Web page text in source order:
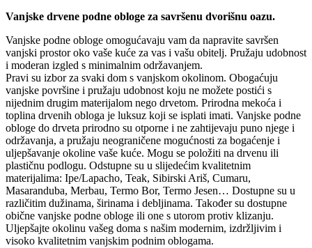
Vanjske drvene podne obloge za savršenu dvorišnu oazu.
Vanjske podne obloge omogućavaju vam da napravite savršen
vanjski prostor oko vaše kuće za vas i vašu obitelj. Pružaju udobnost
i moderan izgled s minimalnim održavanjem.
Pravi su izbor za svaki dom s vanjskom okolinom. Obogaćuju
vanjske površine i pružaju udobnost koju ne možete postići s
nijednim drugim materijalom nego drvetom. Prirodna mekoća i
toplina drvenih obloga je luksuz koji se isplati imati. Vanjske podne
obloge do drveta prirodno su otporne i ne zahtijevaju puno njege i
održavanja, a pružaju neograničene mogućnosti za bogaćenje i
uljepšavanje okoline vaše kuće. Mogu se položiti na drvenu ili
plastičnu podlogu. Odstupne su u slijedećim kvalitetnim
materijalima: Ipe/Lapacho, Teak, Sibirski Ariš, Cumaru,
Masaranduba, Merbau, Termo Bor, Termo Jesen… Dostupne su u
različitim dužinama, širinama i debljinama. Također su dostupne
obične vanjske podne obloge ili one s utorom protiv klizanju.
Uljepšajte okolinu vašeg doma s našim modernim, izdržljivim i
visoko kvalitetnim vanjskim podnim oblogama.